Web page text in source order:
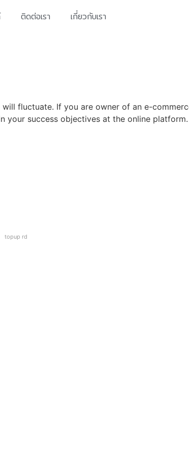
ติดต่อเรา เกี่ยวกับเรา
fluctuate. If you are owner of an e-
success objectives at the online
topup rd